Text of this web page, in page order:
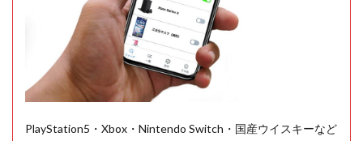
PlayStation5・Xbox・Nintendo Switch・国産ウイスキーなど